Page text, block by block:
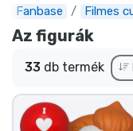
Fanbase Filmes
Az figurák
33 db termék
Express
Előrendelhető
Outlet